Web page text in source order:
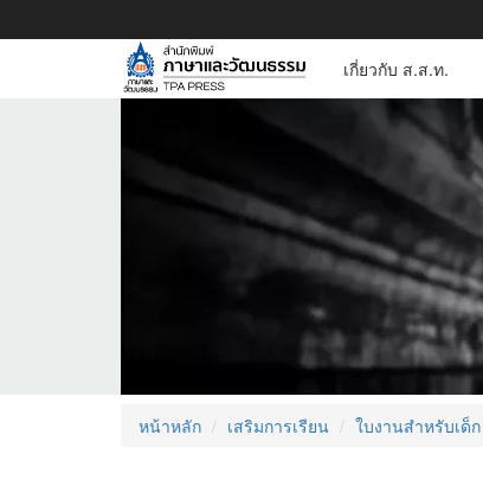
เกี่ยวกับ ส.ส.ท.
หน้าหลัก เสริมการเรียน ใบงานสำหรับเด็ก